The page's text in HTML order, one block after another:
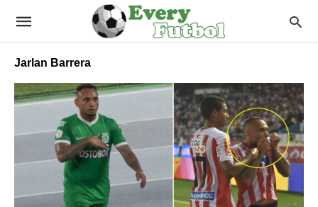
Jarlan Barrera